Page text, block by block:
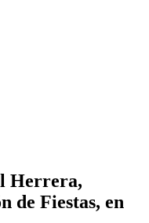
Herrera,
de Fiestas, en